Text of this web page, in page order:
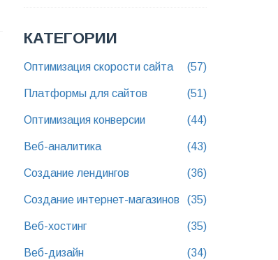
КАТЕГОРИИ
Оптимизация скорости сайта (57)
Платформы для сайтов (51)
Оптимизация конверсии (44)
Веб-аналитика (43)
Создание лендингов (36)
Создание интернет-магазинов (35)
Веб-хостинг (35)
Веб-дизайн (34)